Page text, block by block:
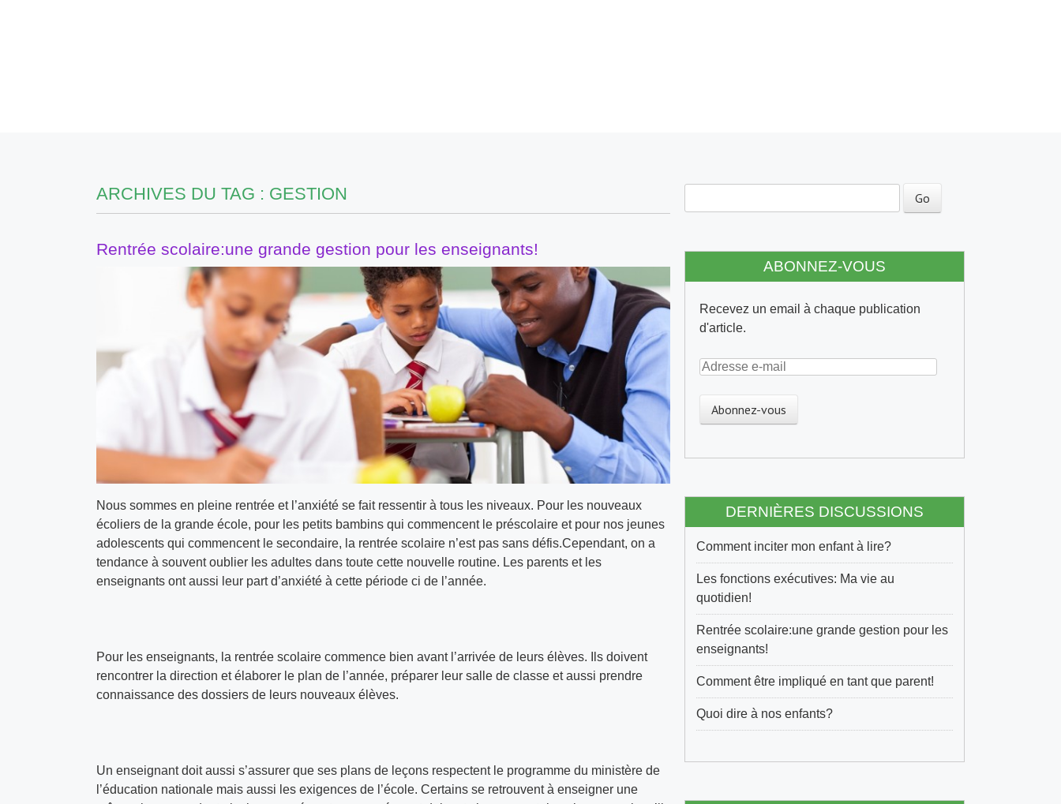
ARCHIVES DU TAG : GESTION
Rentrée scolaire:une grande gestion pour les enseignants!
Nous sommes en pleine rentrée et l’anxiété se fait ressentir à tous les niveaux. Pour les nouveaux
écoliers de la grande école, pour les petits bambins qui commencent le préscolaire et pour nos jeunes
adolescents qui commencent le secondaire, la rentrée scolaire n’est pas sans défis.Cependant, on a
tendance à souvent oublier les adultes dans toute cette nouvelle routine. Les parents et les
enseignants ont aussi leur part d’anxiété à cette période ci de l’année.
Pour les enseignants, la rentrée scolaire commence bien avant l’arrivée de leurs élèves. Ils doivent
rencontrer la direction et élaborer le plan de l’année, préparer leur salle de classe et aussi prendre
connaissance des dossiers de leurs nouveaux élèves.
Un enseignant doit aussi s’assurer que ses plans de leçons respectent le programme du ministère de
l’éducation nationale mais aussi les exigences de l’école. Certains se retrouvent à enseigner une
ABONNEZ-VOUS
Recevez un email à chaque publication
d'article.
A
e
s
e
a
l
DERNIÈRES DISCUSSIONS
Comment inciter mon enfant à lire?
Les fonctions exécutives: Ma vie au
quotidien!
Rentrée scolaire:une grande gestion pour les
enseignants!
Comment être impliqué en tant que parent!
Quoi dire à nos enfants?